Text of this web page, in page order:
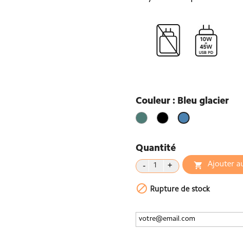
Couleur : Bleu glacier
Vert Noir
Bleu
Quantité
 Ajouter
 Rupture de stock